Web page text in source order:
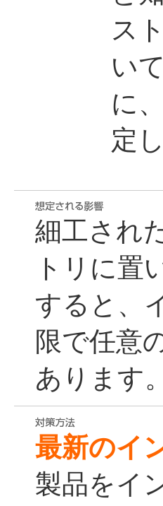
ス
い
に
定
細工され
トリに置
すると、
限で任意
あります。
最新のイ
製品をイ